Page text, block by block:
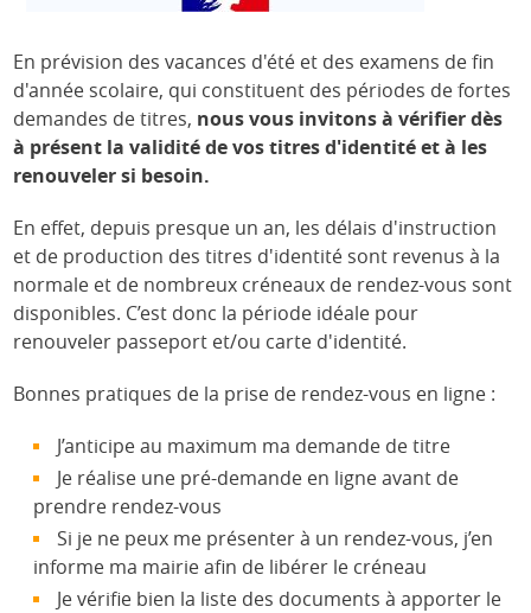
En prévision des vacances d'été et des examens de fin
d'année scolaire, qui constituent des périodes de fortes
demandes de titres, nous vous invitons à vérifier dès
à présent la validité de vos titres d'identité et à les
renouveler si besoin.
En effet, depuis presque un an, les délais d'instruction
et de production des titres d'identité sont revenus à la
normale et de nombreux créneaux de rendez-vous sont
disponibles. C’est donc la période idéale pour
renouveler passeport et/ou carte d'identité.
Bonnes pratiques de la prise de rendez-vous en ligne :
J’anticipe au maximum ma demande de titre
Je réalise une pré-demande en ligne avant de
prendre rendez-vous
Si je ne peux me présenter à un rendez-vous, j’en
informe ma mairie afin de libérer le créneau
Je vérifie bien la liste des documents à apporter le